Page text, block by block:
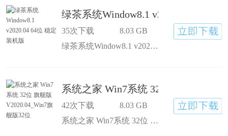
绿茶系统Window8.1 v2020.04 64位
35次下载
8.03 GB
绿茶系统Window8.1 v2020.04 64位 稳定装机版稳定纯净。去除一些不必要的Metro应用，让用户可以自由选择要安装的程序，同时也加快系统运行速度。系统通过精心检测，不含恶意软件，安全度100%。自带WinPE微型操作系统和常用分区工具、DOS工具，装机备份维护轻松无忧。制作之前预先优化服务、启动项，给你一个开机快速的
系统之家 Win7系统 32位 旗舰版
42次下载
8.03 GB
系统之家 Win7系统 32位 旗舰版 V2020.04版本系统拥有绝对纯净的运行环境，没有安装任何程序，更没有携带病毒或插件，一切从简，打造真正纯净的Win7系统，系统之家Win7旗舰版为保证用户使用安全，已将系统安全补丁更新至最新，且拥有24小时在线的防护工具保障系统安全，绝对是所有用户装机的不二之选。